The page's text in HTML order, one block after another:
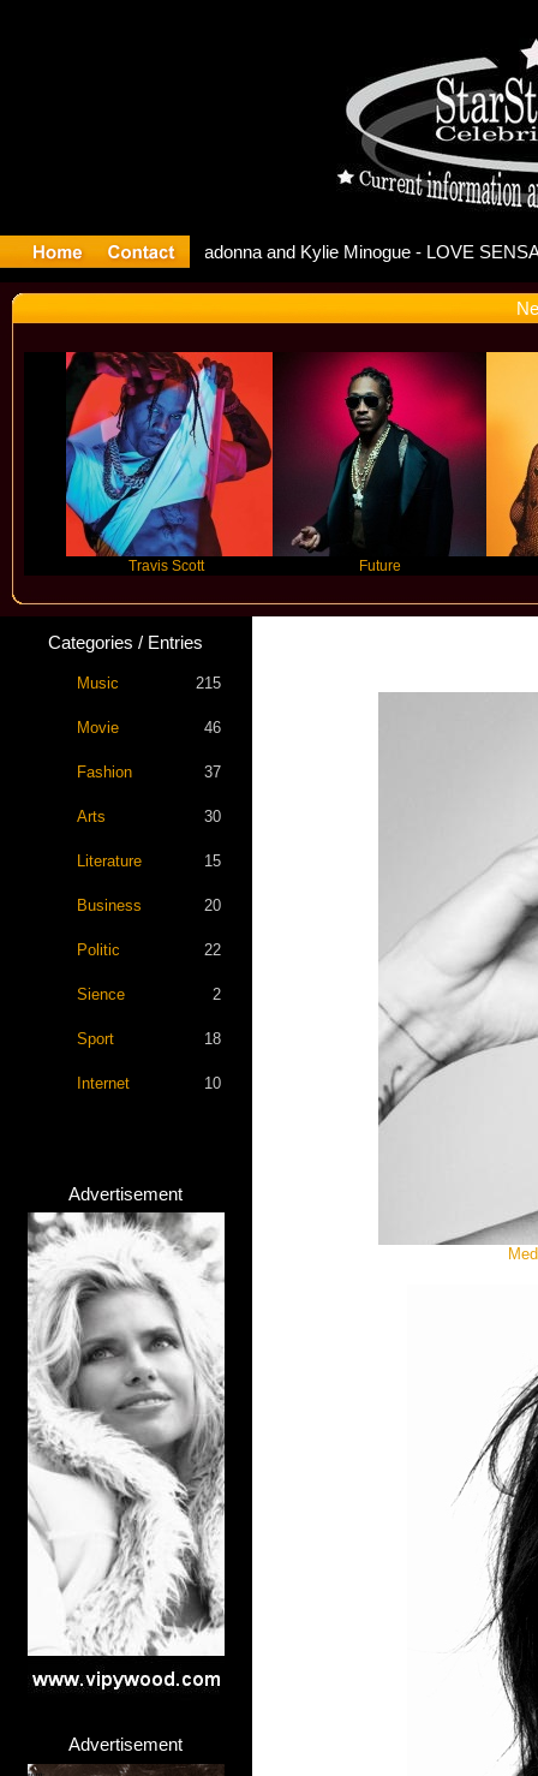
New
Travis Scott
Categories / Entries
Music 215
Movie 46
Fashion 37
Arts 30
Literature 15
Business 20
Politic 22
Sience 2
Sport 18
Internet 10
Advertisement
Advertisement